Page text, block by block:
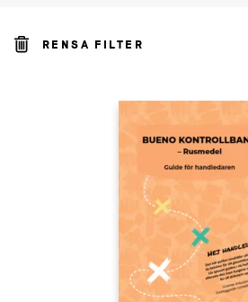
RENSA FILTER